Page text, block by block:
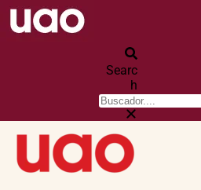
Searc
h